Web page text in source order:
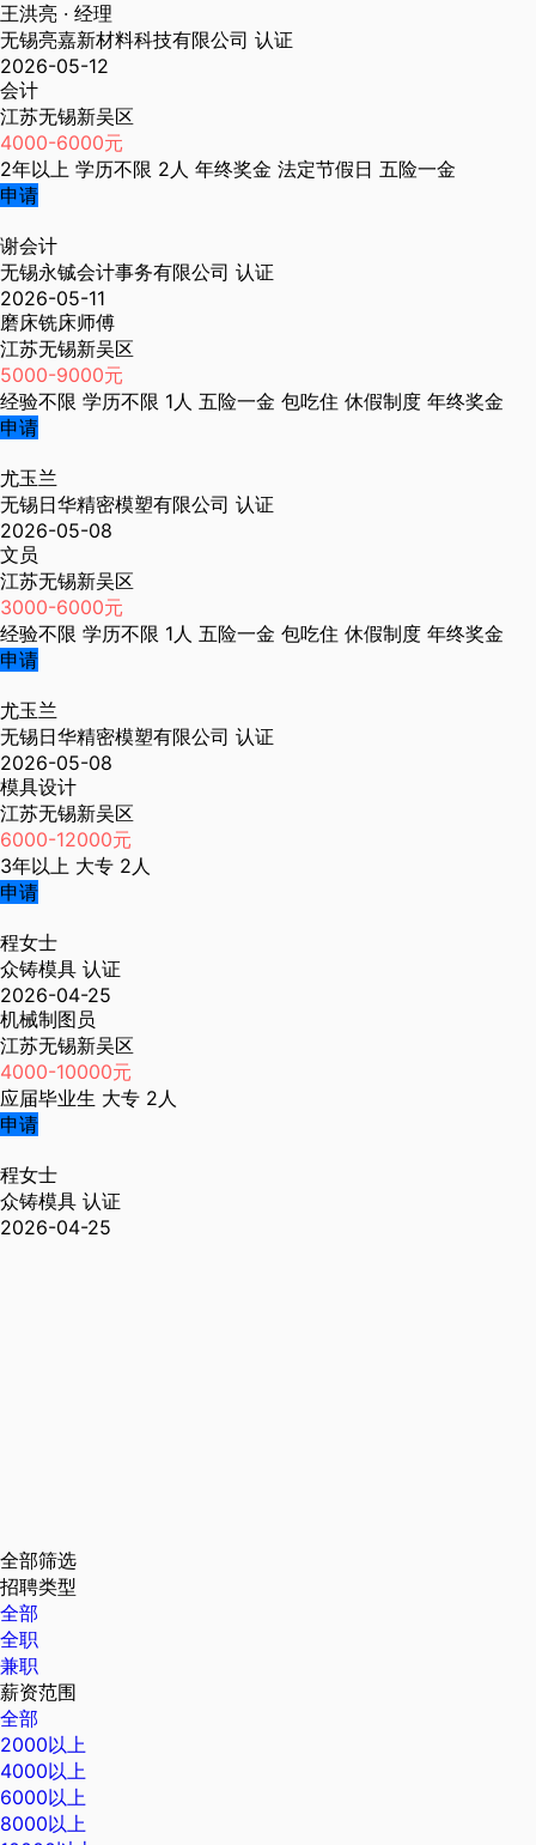
王洪亮 · 经理
无锡亮嘉新材料科技有限公司 认证
2026-05-12
会计
江苏无锡新吴区
4000-6000元
2年以上 学历不限 2人 年终奖金 法定节假日 五险一金
申请
谢会计
无锡永铖会计事务有限公司 认证
2026-05-11
磨床铣床师傅
江苏无锡新吴区
5000-9000元
经验不限 学历不限 1人 五险一金 包吃住 休假制度 年终奖金
申请
尤玉兰
无锡日华精密模塑有限公司 认证
2026-05-08
文员
江苏无锡新吴区
3000-6000元
经验不限 学历不限 1人 五险一金 包吃住 休假制度 年终奖金
申请
尤玉兰
无锡日华精密模塑有限公司 认证
2026-05-08
模具设计
江苏无锡新吴区
6000-12000元
3年以上 大专 2人
申请
程女士
众铸模具 认证
2026-04-25
机械制图员
江苏无锡新吴区
4000-10000元
应届毕业生 大专 2人
申请
程女士
众铸模具 认证
2026-04-25
全部筛选
招聘类型
全部
全职
兼职
薪资范围
全部
2000以上
4000以上
6000以上
8000以上